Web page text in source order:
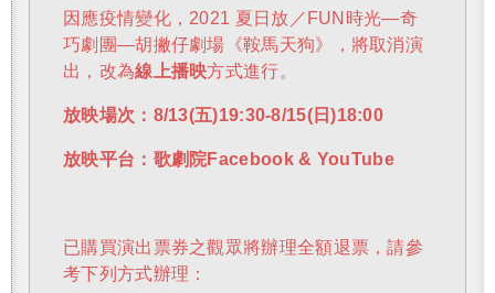
因應疫情變化，2021 夏日放／FUN時光—奇
巧劇團—胡撇仔劇場《鞍馬天狗》，將取消演
出，改為線上播映方式進行。
放映場次： 8/13(五)19:30-8/15(日)18:00
放映平台：歌劇院Facebook & YouTube
已購買演出票券之觀眾將辦理全額退票，請參
考下列方式辦理：